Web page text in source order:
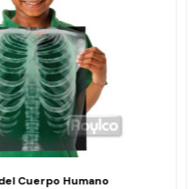
Cuerpo Humano